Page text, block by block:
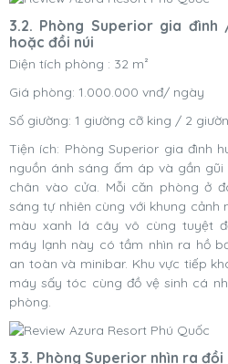
3.2. Phòng Superior gia
hoặc đồi núi
Diện tích phòng : 32 m²
Giá phòng: 1.000.000 vnđ/ ngày
Số giường: 1 giường cỡ king / 2
Tiện ích: Phòng Superior gia đình
nguồn ánh sáng ấm áp và gần
chân vào cửa. Mỗi căn phòng ở
sáng tự nhiên cùng với khung cảnh
màu xanh lá cây vô cùng tuyệt
máy lạnh này có tầm nhìn ra hồ
an toàn và minibar. Khu vực tiếp
máy sấy tóc cùng đồ vệ sinh cá
phòng.
3.3. Phòng Superior nhìn ra đồi